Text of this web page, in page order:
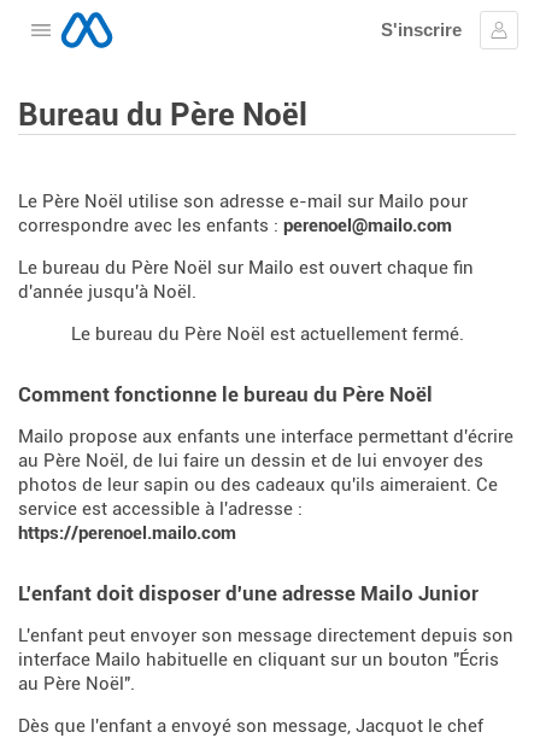
Ouvrir le menu
S'inscrire
Se
Bureau du Père Noël
Le Père Noël utilise son adresse e-mail sur Mailo pour
correspondre avec les enfants : perenoel@mailo.com
Le bureau du Père Noël sur Mailo est ouvert chaque fin
d'année jusqu'à Noël.
Le bureau du Père Noël est actuellement fermé.
Comment fonctionne le bureau du Père Noël
Mailo propose aux enfants une interface permettant d'écrire
au Père Noël, de lui faire un dessin et de lui envoyer des
photos de leur sapin ou des cadeaux qu'ils aimeraient. Ce
service est accessible à l'adresse :
https://perenoel.mailo.com
L'enfant doit disposer d'une adresse Mailo Junior
L'enfant peut envoyer son message directement depuis son
interface Mailo habituelle en cliquant sur un bouton "Écris
au Père Noël".
Dès que l'enfant a envoyé son message, Jacquot le chef